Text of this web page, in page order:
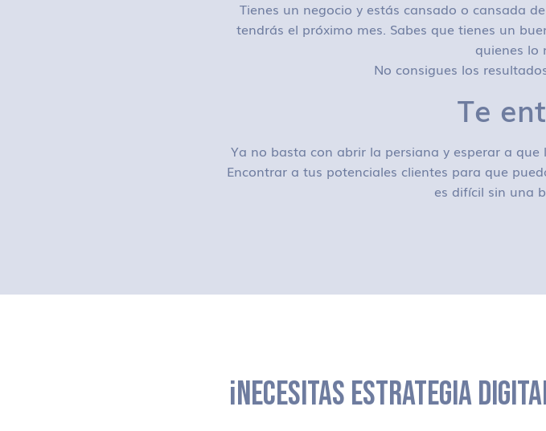
Tienes un negocio y estás cansado o cansada
tendrás el próximo mes. Sabes que tienes un
quienes lo
No consigues los
Te
Ya no basta con abrir la persiana y esperar a
Encontrar a tus potenciales clientes para que
es difícil sin una
¡NECESITAS ESTRATEGIA